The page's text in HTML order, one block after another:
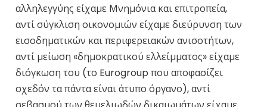
αλληλεγγύης είχαμε Μνημόνια και επιτροπεία,
αντί σύγκλιση οικονομιών είχαμε διεύρυνση των
εισοδηματικών και περιφερειακών ανισοτήτων,
αντί μείωση «δημοκρατικού ελλείμματος» είχαμε
διόγκωση του (το Eurogroup που αποφασίζει
σχεδόν τα πάντα είναι άτυπο όργανο), αντί